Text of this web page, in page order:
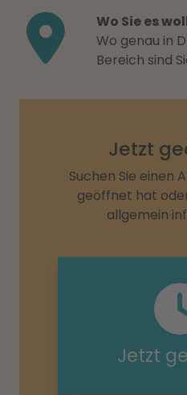
Wo Sie es
Wo genau in
Bereich sind
Jetzt
Suchen Sie einen
geöffnet hat
allgemein
Jetzt